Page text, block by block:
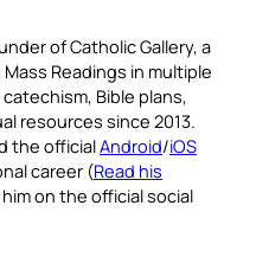
of Catholic Gallery, a
Readings in multiple
Bible plans,
resources since 2013.
the officialAndroid/iOS
career (Read his
on the official social